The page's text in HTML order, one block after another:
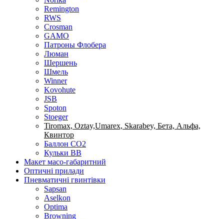
Remington
RWS
Crosman
GAMO
Патроны Флобера
Люман
Шершень
Шмель
Winner
Kovohute
JSB
Spoton
Stoeger
Tiromax, Oztay,Umarex, Skarabey, Бета, Альфа,
Квинтор
Баллон CO2
Кульки ВВ
Макет масо-габаритний
Оптичні прилади
Пневматичні гвинтівки
Sapsan
Aselkon
Optima
Browning